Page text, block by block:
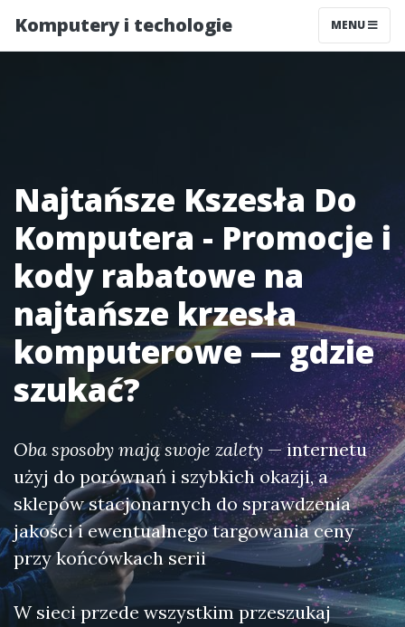
Komputery i techologie MENU
Najtańsze Kszesła Do
Komputera - Promocje i
kody rabatowe na
najtańsze krzesła
komputerowe — gdzie
szukać?
Oba sposoby mają swoje zalety— internetu
użyj do porównań i szybkich okazji, a
sklepów stacjonarnych do sprawdzenia
jakości i ewentualnego targowania ceny
przy końcówkach serii
W sieci przede wszystkim przeszukaj